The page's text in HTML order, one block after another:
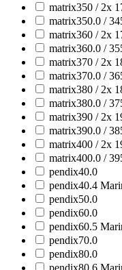
matrix350 / 2x
matrix350.0 /
matrix360 / 2x
matrix360.0 /
matrix370 / 2x
matrix370.0 /
matrix380 / 2x
matrix380.0 /
matrix390 / 2x
matrix390.0 /
matrix400 / 2x
matrix400.0 /
pendix40.0
pendix40.4
pendix50.0
pendix60.0
pendix60.5
pendix70.0
pendix80.0
pendix80.6